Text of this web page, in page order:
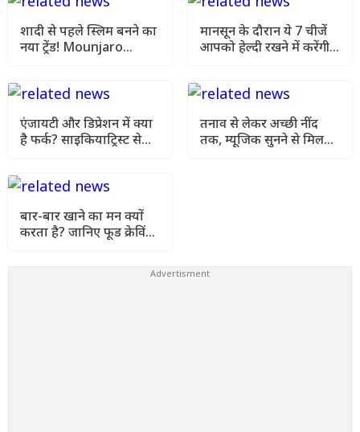
शादी से पहले स्लिम बनने का
नया ट्रेंड! Mounjaro
मानसून के दौरान ये 7 चीजें
आपको हेल्दी रखने में करेंगी
एंजायटी और डिप्रेशन में क्या
है फर्क? साइकियाट्रिस्ट से
तनाव से लेकर अच्छी नींद
तक, म्यूजिक सुनने से मिलते
बार-बार खाने का मन क्यों
करता है? जानिए फूड क्रेविंग